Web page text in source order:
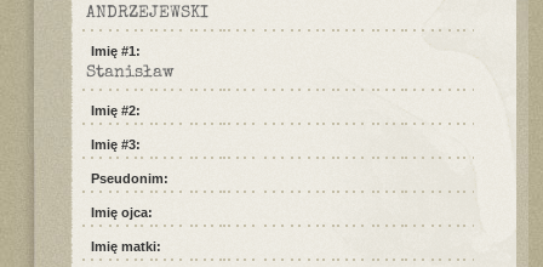
ANDRZEJEWSKI
Imię #1:
Stanisław
Imię #2:
Imię #3:
Pseudonim:
Imię ojca:
Imię matki: